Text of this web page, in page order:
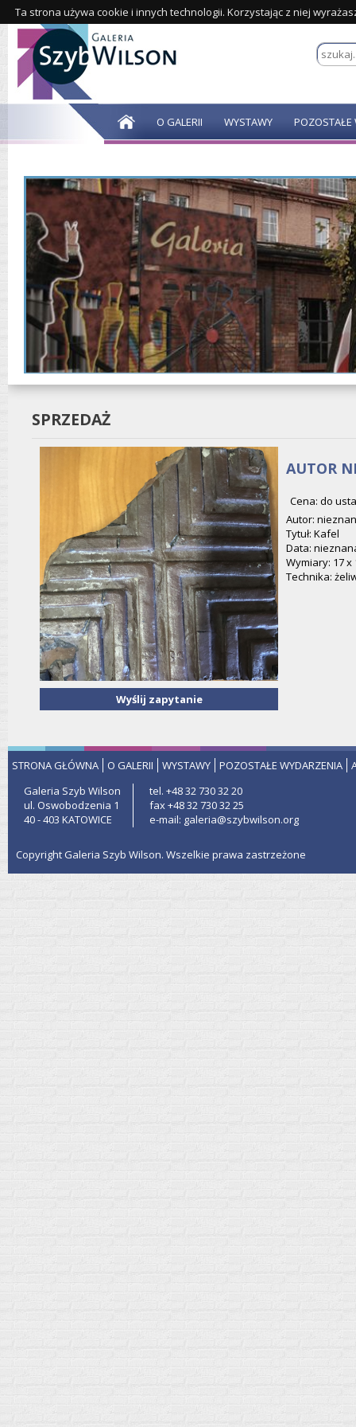
Ta strona używa cookie i innych technologii. Korzystając z niej
O GALERII WYSTAWY POZOSTAŁE
SPRZEDAŻ
Wyślij zapytanie
AUTOR
Cena: do
Autor:
Tytuł: Kafel
Data:
Wymiary: 17 x
Technika:
STRONA GŁÓWNA O GALERII WYSTAWY POZOSTAŁE WYDARZENIA
Galeria Szyb Wilson
ul. Oswobodzenia 1
40 - 403 KATOWICE
tel. +48 32 730 32 20
fax +48 32 730 32 25
e-mail: galeria@szybwilson.org
Copyright Galeria Szyb Wilson. Wszelkie prawa zastrzeżone